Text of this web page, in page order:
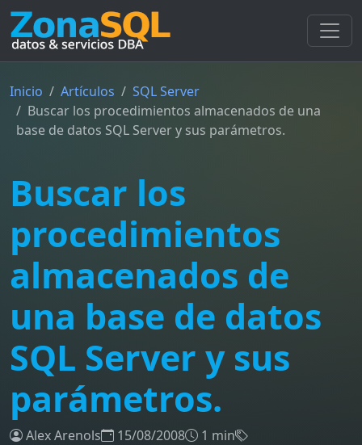
Inicio Artículos
SQL Server
Buscar los procedimientos almacenados de una
base de datos SQL Server y sus parámetros.
Buscar los
procedimientos
almacenados de
una base de datos
SQL Server y sus
parámetros.
Alex Arenols 15/08/2008 1 min